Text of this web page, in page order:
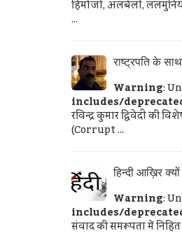
हिमोजी, अलबेली,
...
राष्ट्रपति के
Warning:
includes/
रविन्द्र कुमार द्विवेदी की
(Corrupt ...
हिन्दी आख़िर
Warning:
includes/
संवाद की समरूपता में निहित